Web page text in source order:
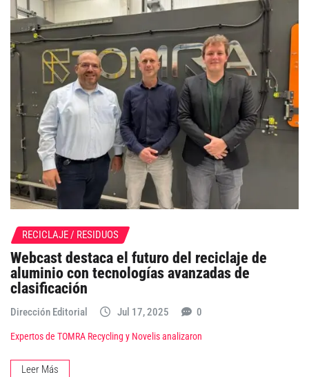
RECICLAJE / RESIDUOS
Webcast destaca el futuro del reciclaje de
aluminio con tecnologías avanzadas de
clasificación
Dirección Editorial Jul 17, 2025 0
Expertos de TOMRA Recycling y Novelis analizaron
Leer Más